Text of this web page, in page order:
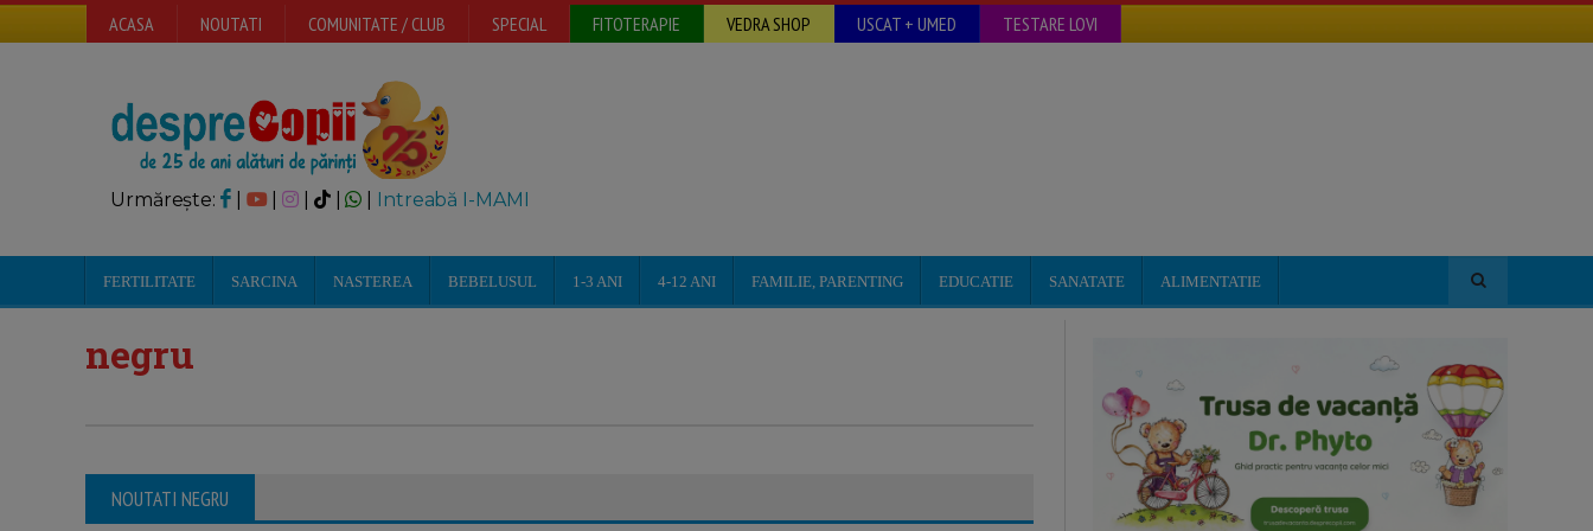
ACASA NOUTATI COMUNITATE / CLUB SPECIAL FITOTERAPIE VEDRA SHOP USCAT + UMED TESTARE LOVI
Urmărește: | | Intreabă I-MAMI
FERTILITATE SARCINA NASTEREA BEBELUSUL 1-3 ANI 4-12 ANI FAMILIE, PARENTING EDUCATIE SANATATE ALIMENTATIE
negru
NOUTATI NEGRU